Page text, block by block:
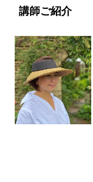
講師ご紹介